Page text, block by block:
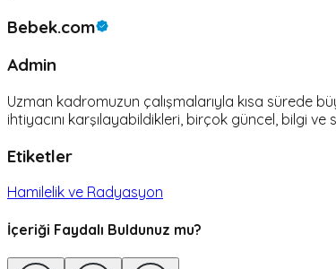
Bebek.com
Admin
Uzman kadromuzun çalışmalarıyla kısa sürede
ihtiyacını karşılayabildikleri, birçok güncel, bilgi ve
Etiketler
Hamilelik ve Radyasyon
İçeriği Faydalı Buldunuz mu?